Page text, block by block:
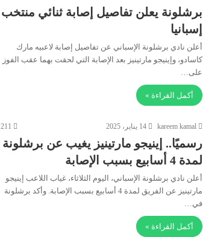
برشلونة يعلن تفاصيل إصابة ثنائي منتخب
إسبانيا
أعلن نادي برشلونة الإسباني عن تفاصيل إصابة لاعبيه مارك
كاسادو، وإينيجو مارتينيز بعد الإصابة التي لحقت بهما عقب الفوز
على…
أكمل القراءة »
kareem kamal 14 يناير، 2025 211
رسميًا.. إينيجو مارتينيز يغيب عن برشلونة
لمدة 4 أسابيع بسبب الإصابة
أعلن نادي برشلونة الإسباني، اليوم الثلاثاء، غياب اللاعب إينيجو
مارتينيز عن الفريق لمدة 4 أسابيع بسبب الإصابة. وأكد برشلونة
في…
أكمل القراءة »